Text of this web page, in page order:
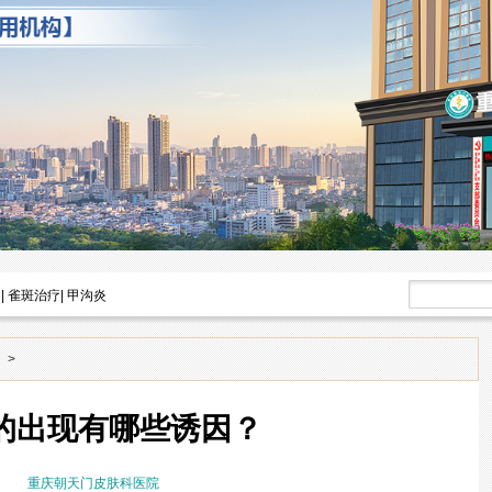
雀斑治疗| 甲沟炎
>
出现有哪些诱因？
重庆朝天门皮肤科医院